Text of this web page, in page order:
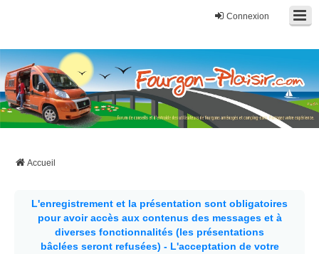
Connexion
Fourgon-plaisir.com
Forum de conseils et d'entraide des utilisateurs de fourgons, fourgons
aménagés, vans et de camping-car. Partagez votre expérience.
Accueil
L'enregistrement et la présentation sont obligatoires
pour avoir accès aux contenus des messages et à
diverses fonctionnalités (les présentations
bâclées seront refusées) - L'acceptation de votre